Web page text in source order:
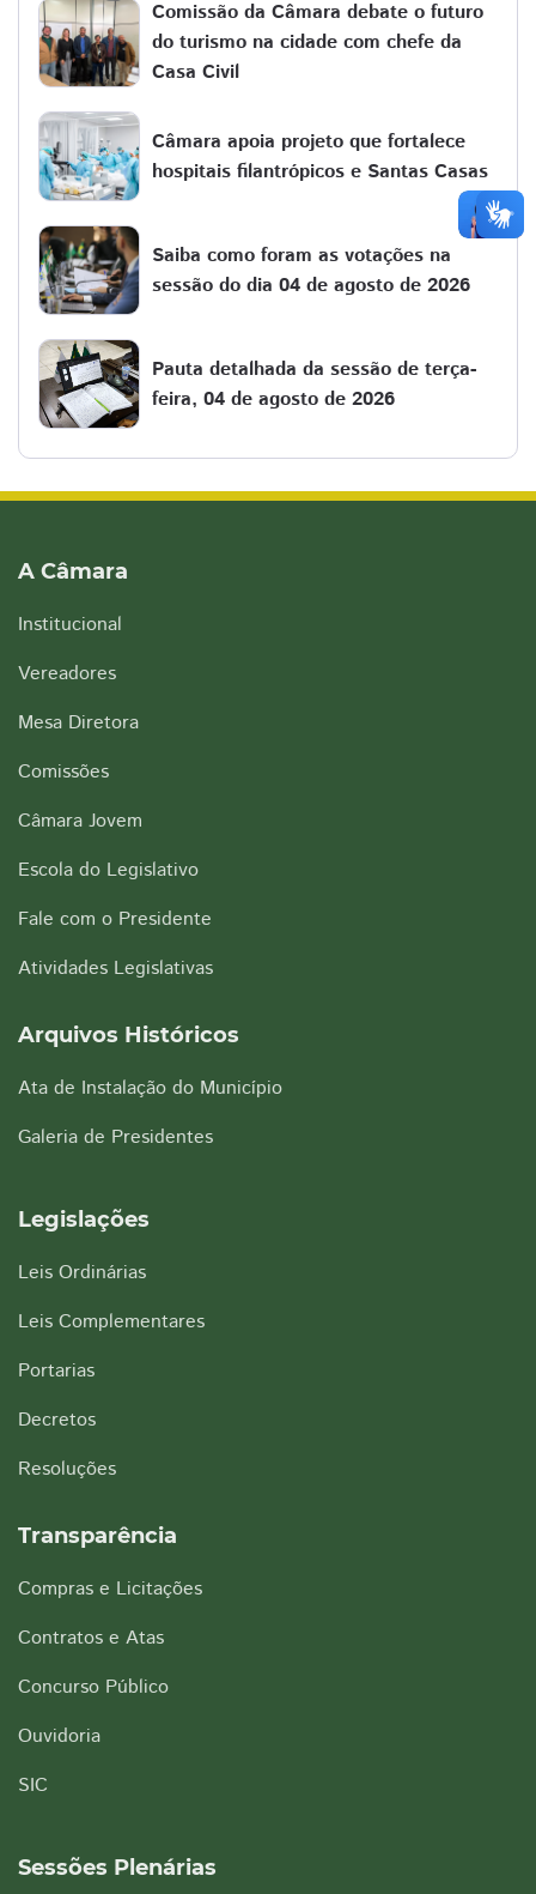
Comissão da Câmara debate o futuro
do turismo na cidade com chefe da
Casa Civil
Câmara apoia projeto que fortalece
hospitais filantrópicos e Santas Casas
Saiba como foram as votações na
sessão do dia 04 de agosto de 2026
Pauta detalhada da sessão de terça-
feira, 04 de agosto de 2026
A Câmara
Institucional
Vereadores
Mesa Diretora
Comissões
Câmara Jovem
Escola do Legislativo
Fale com o Presidente
Atividades Legislativas
Arquivos Históricos
Ata de Instalação do Município
Galeria de Presidentes
Legislações
Leis Ordinárias
Leis Complementares
Portarias
Decretos
Resoluções
Transparência
Compras e Licitações
Contratos e Atas
Concurso Público
Ouvidoria
SIC
Sessões Plenárias